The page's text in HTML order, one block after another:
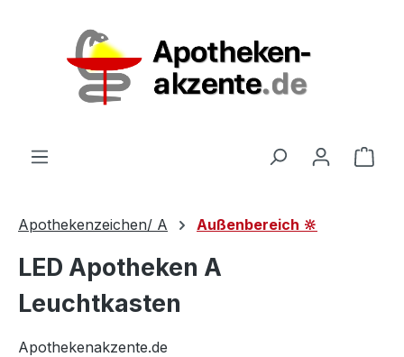
Apothekenzeichen/ A Außenbereich 🔆
LED Apotheken A
Leuchtkasten
Apothekenakzente.de